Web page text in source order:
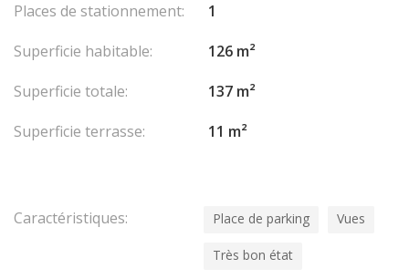
Places de stationnement:
1
Superficie habitable:
126 m²
Superficie totale:
137 m²
Superficie terrasse:
11 m²
Caractéristiques: Place de parking Vues
Très bon état